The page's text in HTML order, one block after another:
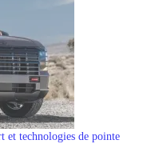
et technologies de pointe